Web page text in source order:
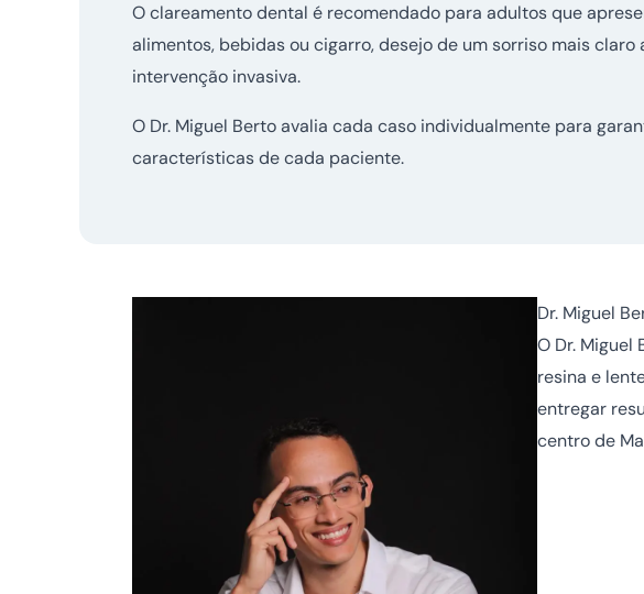
O clareamento dental é recomendado para adultos que
alimentos, bebidas ou cigarro, desejo de um sorriso mais
intervenção invasiva.
O Dr. Miguel Berto avalia cada caso individualmente para
características de cada paciente.
Dr. Miguel
O Dr.
resina e
entregar
centro de